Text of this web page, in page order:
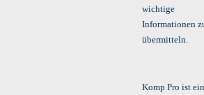
wichtige
Informationen
übermitteln.
Komp Pro ist